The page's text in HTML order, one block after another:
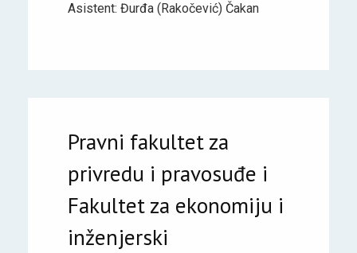
Asistent: Đurđa (Rakočević) Čakan
Pravni fakultet za
privredu i pravosuđe i
Fakultet za ekonomiju i
inženjerski